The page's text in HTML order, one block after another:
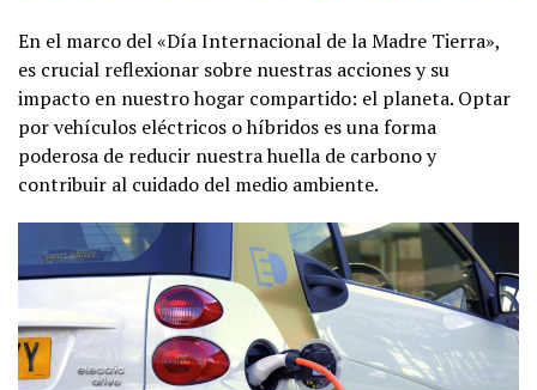
En el marco del «Día Internacional de la Madre Tierra»,
es crucial reflexionar sobre nuestras acciones y su
impacto en nuestro hogar compartido: el planeta. Optar
por vehículos eléctricos o híbridos es una forma
poderosa de reducir nuestra huella de carbono y
contribuir al cuidado del medio ambiente.